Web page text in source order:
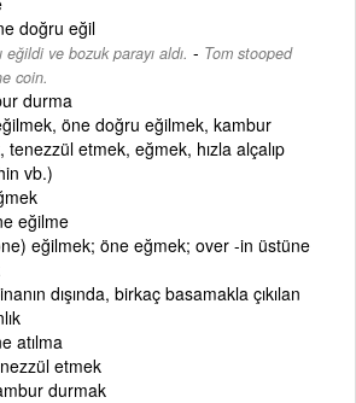
doğru eğil
ve bozuk parayı aldı. - Tom stooped
coin.
durma
öne doğru eğilmek, kambur
etmek, eğmek, hızla alçalıp
vb.)
eğilme
eğilmek; öne eğmek; over -in üstüne
dışında, birkaç basamakla çıkılan
atılma
etmek
durmak